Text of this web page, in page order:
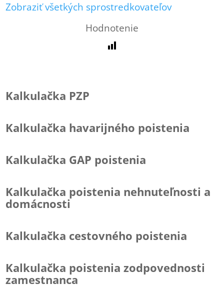
Zobraziť všetkých sprostredkovateľov
Hodnotenie
Kalkulačka PZP
Kalkulačka havarijného poistenia
Kalkulačka GAP poistenia
Kalkulačka poistenia nehnuteľnosti a
domácnosti
Kalkulačka cestovného poistenia
Kalkulačka poistenia zodpovednosti
zamestnanca